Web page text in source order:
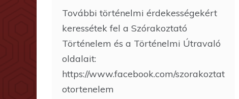
További történelmi érdekességekért
keressétek fel a Szórakoztató
Történelem és a Történelmi Útravaló
oldalait:
https://www.facebook.com/szorakoztat
otortenelem